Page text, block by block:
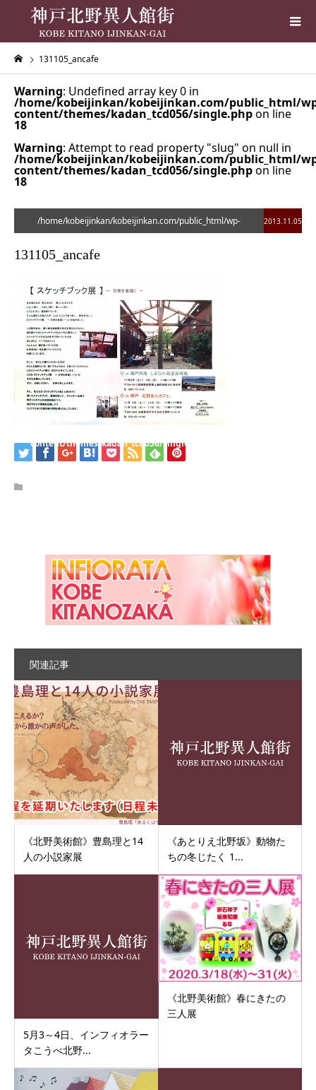
131105_ancafe
Warning: Undefined array key 0 in
/home/kobeijinkan/kobeijinkan.com/public_html/
content/themes/kadan_tcd056/single.phpon line
18
Warning: Attempt to read property "slug" on null in
/home/kobeijinkan/kobeijinkan.com/public_html/
content/themes/kadan_tcd056/single.phpon line
18
/home/kobeijinkan/kobeijinkan.com/public_html/wp-
Warning: Undefined array key 0 in
/home/kobeijinkan/kobeijinkan.com/public_html/wp-
content/themes/kadan_tcd056/single.phpon line
Warning: Attempt to read property "name" on null in
/home/kobeijinkan/kobeijinkan.com/public_html/wp-
content/themes/kadan_tcd056/single.php
2013.11.05
131105_ancafe
関連記事
《北野美術館》豊島理と14
人の小説家展
《あとりえ北野坂》動物た
ちの冬じたく 1...
5月3～4日、インフィオラー
タこうべ北野...
《北野美術館》春にきたの
三人展